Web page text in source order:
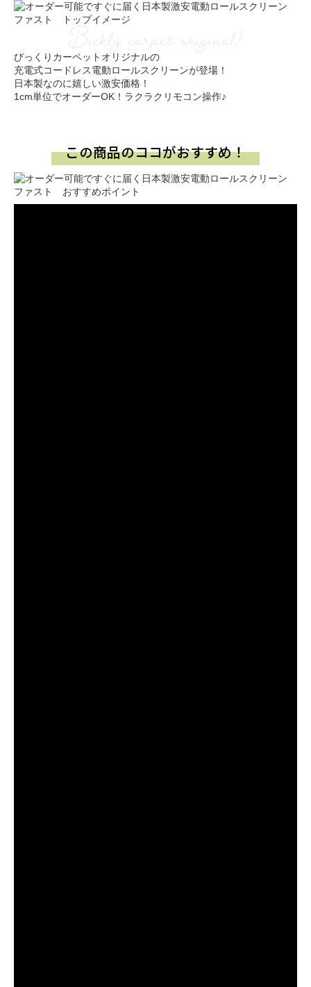
Bickly carpet original!
びっくりカーペットオリジナルの
充電式コードレス電動ロールスクリーンが登場！
日本製なのに嬉しい激安価格！
1cm単位でオーダーOK！ラクラクリモコン操作♪
この商品のココがおすすめ！